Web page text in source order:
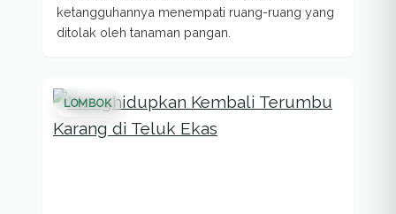
ketangguhannya menempati ruang-ruang yang
ditolak oleh tanaman pangan.
LOMBOK